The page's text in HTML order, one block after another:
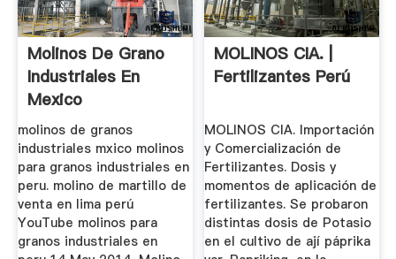
Molinos De Grano
Industriales En
Mexico
molinos de granos
industriales mxico molinos
para granos industriales en
peru. molino de martillo de
venta en lima perú
YouTube molinos para
granos industriales en
MOLINOS CIA. |
Fertilizantes Perú
MOLINOS CIA. Importación
y Comercialización de
Fertilizantes. Dosis y
momentos de aplicación de
fertilizantes. Se probaron
distintas dosis de Potasio
en el cultivo de ají páprika